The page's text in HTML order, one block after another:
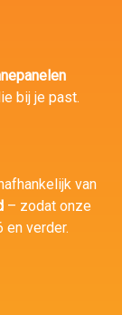
bij je past.
van
– zodat onze
en verder.